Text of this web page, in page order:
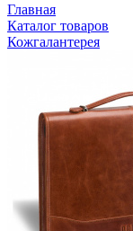
Главная
Каталог товаров
Кожгалантерея